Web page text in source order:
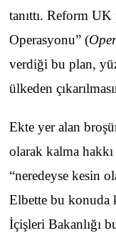
tanıttı. Reform
Operasyonu” (
verdiği bu plan,
ülkeden
Ekte yer alan
olarak kalma
“neredeyse kesin
Elbette bu konuda
İçişleri Bakanlığı